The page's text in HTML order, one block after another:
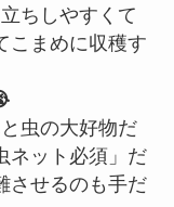
ちしやすくて
こまめに収穫す
虫の大好物だ
ネット必須」だ
させるのも手だ